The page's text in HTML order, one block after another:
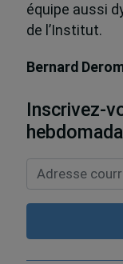
équipe aussi
de l’Institut.
Bernard
Inscrivez-